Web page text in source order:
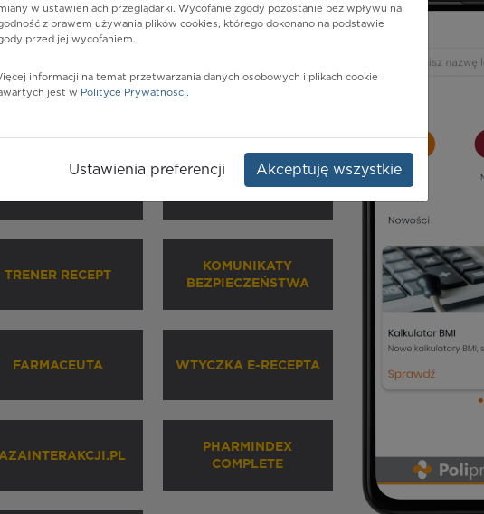
ochrony zdrowia
INHALATORY
TRENER RECEPT
KOMUNIKATY
BEZPIECZEŃSTWA
FARMACEUTA WTYCZKA E-RECEPTA
PHARMINDEX
COMPLETE
w ustawieniach przeglądarki. Wycofanie zgody pozostanie bez wpływu na
z prawem używania plików cookies, którego dokonano na podstawie
przed jej wycofaniem.
informacji na temat przetwarzania danych osobowych i plikach cookie
jest w Polityce Prywatności.
Ustawienia preferencji Akceptuję wszystkie